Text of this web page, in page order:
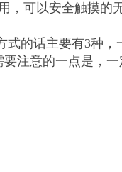
可以安全触摸的
的话主要有3种
注意的一点是，